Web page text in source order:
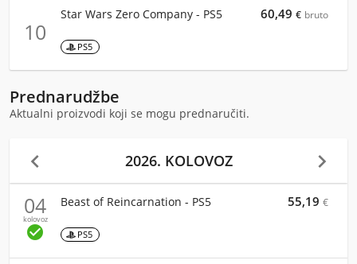
10
Star Wars Zero Company - PS5
PS5
60,49 € bruto
Prednarudžbe
Aktualni proizvodi koji se mogu prednaručiti.
 
2026. KOLOVOZ
04
kolovoz

Beast of Reincarnation - PS5
PS5
55,19 €